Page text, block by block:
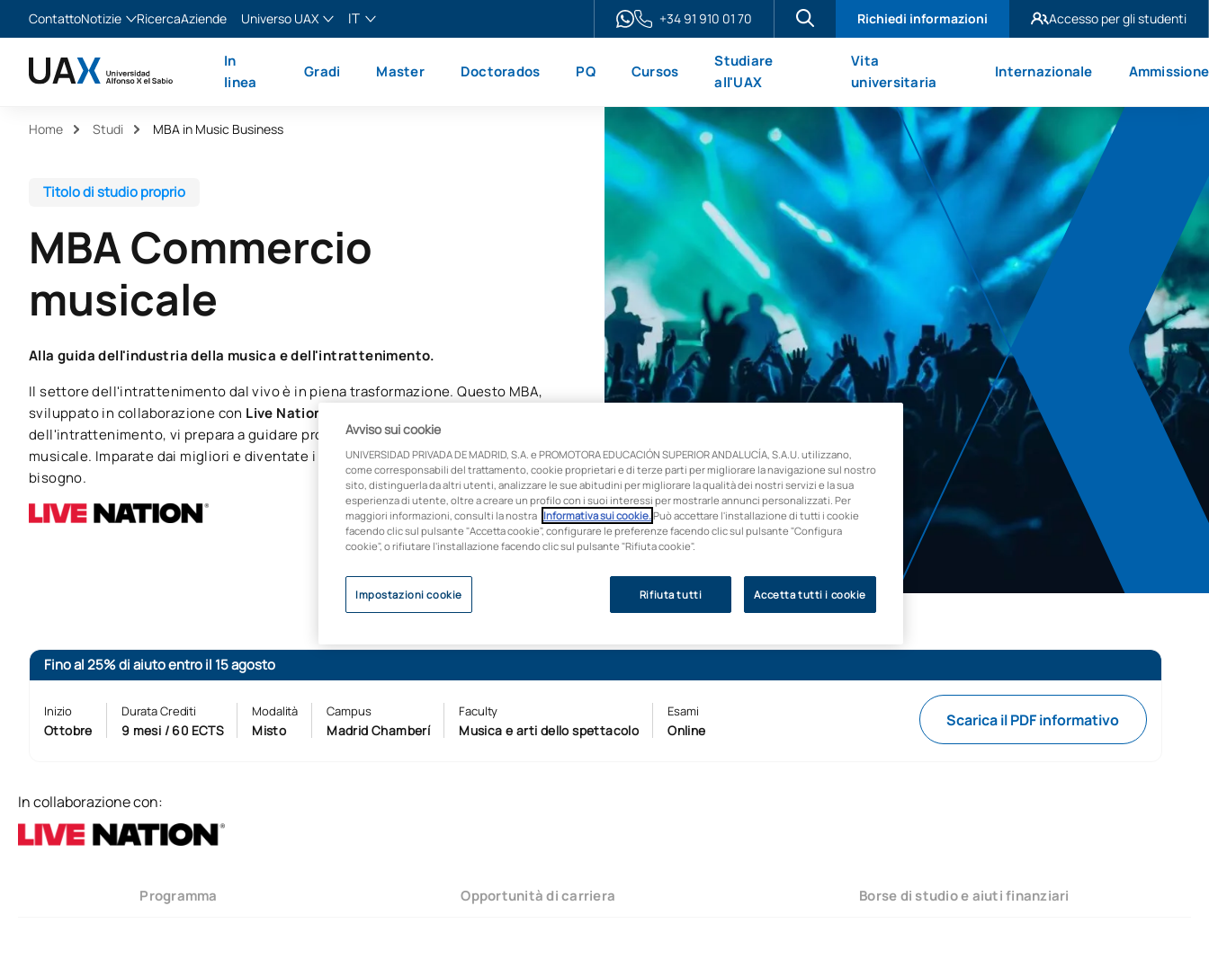
ContattoNotizie
Notizie
RicercaAziende
Universo UAX
XTART
IT
English
+34 91 910 01 70 Richiedi informazioni
Accesso per gli studenti
UAX Mare Nostrum
In
linea
Gradi Master Doctorados PQ Cursos
Studiare
all'UAX
Vita
universitaria
Internazionale Ammissione
Home Studi MBA in Music Business
Titolo di studio proprio
MBA Commercio
musicale
Alla guida dell'industria della musica e dell'intrattenimento.
Il settore dell'intrattenimento dal vivo è in piena trasformazione. Questo MBA,
sviluppato in collaborazione con Live Nation
dell'intrattenimento, vi prepara a guidare progetti imprenditoriali nel settore
musicale. Imparate dai migliori e diventate i professionisti di cui il settore ha
bisogno.
Fino al 25% di aiuto entro il 15 agosto
Inizio
Ottobre
Durata Crediti
9 mesi / 60 ECTS
Modalità
Misto
Campus
Madrid Chamberí
Faculty
Musica e arti dello spettacolo
Esami
Online
Scarica il PDF informativo
In collaborazione con:
Programma Opportunità di carriera Borse di studio e aiuti finanziari
Avviso sui cookie
UNIVERSIDAD PRIVADA DE MADRID, S.A. e PROMOTORA EDUCACIÓN SUPERIOR ANDALUCÍA, S.A.U. utilizzano,
come corresponsabili del trattamento, cookie proprietari e di terze parti per migliorare la navigazione sul nostro
sito, distinguerla da altri utenti, analizzare le sue abitudini per migliorare la qualità dei nostri servizi e la sua
esperienza di utente, oltre a creare un profilo con i suoi interessi per mostrarle annunci personalizzati. Per
maggiori informazioni, consulti la nostra Informativa sui cookie.Può accettare l'installazione di tutti i cookie
facendo clic sul pulsante "Accetta cookie", configurare le preferenze facendo clic sul pulsante "Configura
cookie", o rifiutare l'installazione facendo clic sul pulsante "Rifiuta cookie".
Rifiuta tutti Accetta tutti i cookie
Impostazioni cookie